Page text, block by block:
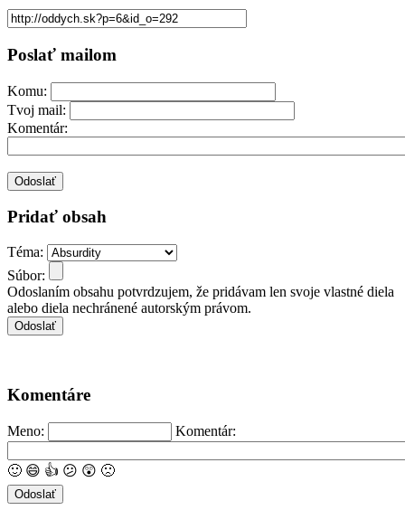
Poslať mailom
Komu:
Tvoj mail:
Komentár:
Pridať obsah
Téma:
Súbor:
Odoslaním obsahu potvrdzujem, že pridávam len svoje vlastné diela
alebo diela nechránené autorským právom.
Komentáre
Meno: Komentár:
🙂 😄 👍 😕 😲 🙁